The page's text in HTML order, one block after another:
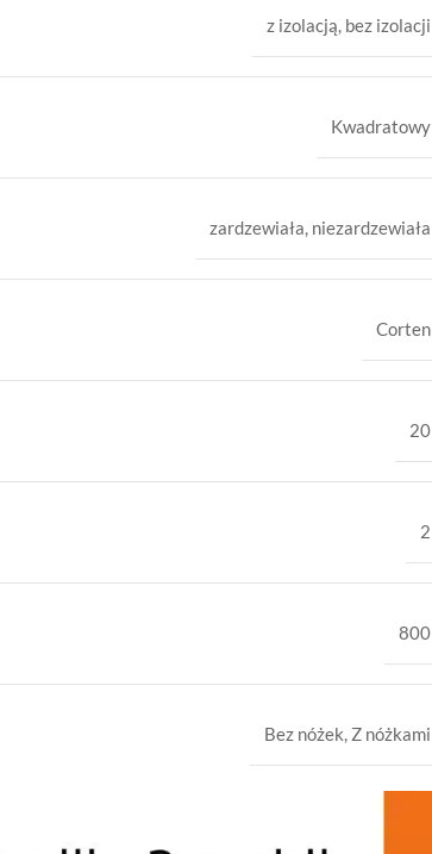
z izolacją, bez izolacji
Kwadratowy
zardzewiała, niezardzewiała
Corten
20
2
800
Bez nóżek, Z nóżkami